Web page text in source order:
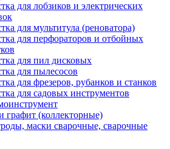
для лобзиков и электрических
для мультитула (реноватора)
для перфораторов и отбойных
для пил дисковых
для пылесосов
для фрезеров, рубанков и станков
для садовых инструментов
графит (коллекторные)
маски сварочные, сварочные